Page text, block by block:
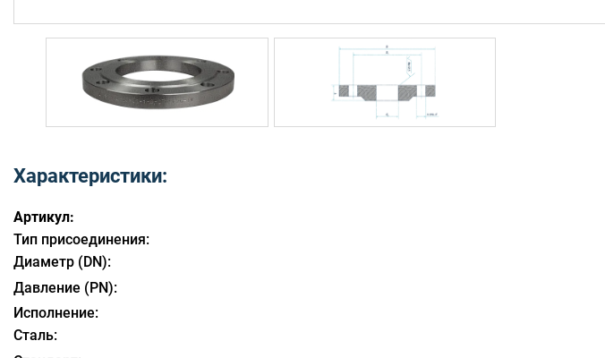
Характеристики:
Артикул:
Тип присоединения:
Диаметр (DN):
Давление (PN):
Исполнение:
Сталь: